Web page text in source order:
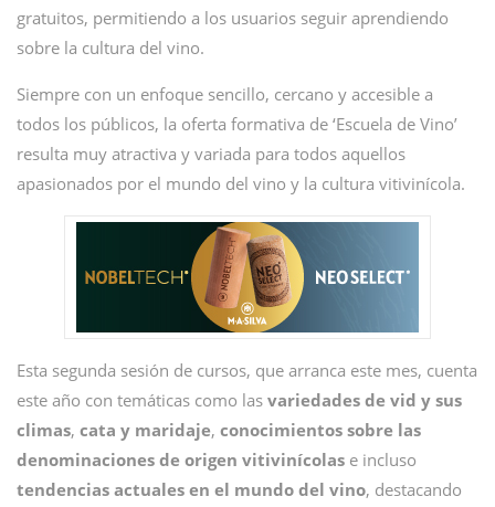
gratuitos, permitiendo a los usuarios seguir aprendiendo
sobre la cultura del vino.
Siempre con un enfoque sencillo, cercano y accesible a
todos los públicos, la oferta formativa de ‘Escuela de Vino’
resulta muy atractiva y variada para todos aquellos
apasionados por el mundo del vino y la cultura vitivinícola.
Esta segunda sesión de cursos, que arranca este mes, cuenta
este año con temáticas como las variedades de vid y sus
climas, cata y maridaje, conocimientos sobre las
denominaciones de origen vitivinícolas e incluso
tendencias actuales en el mundo del vino, destacando